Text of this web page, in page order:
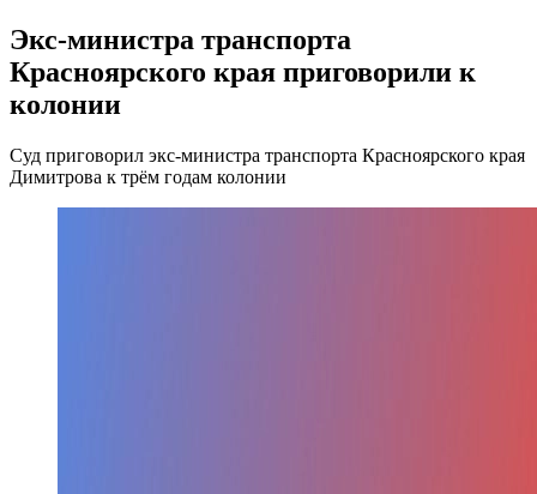
Экс-министра транспорта
Красноярского края приговорили к
колонии
Суд приговорил экс-министра транспорта Красноярского края
Димитрова к трём годам колонии